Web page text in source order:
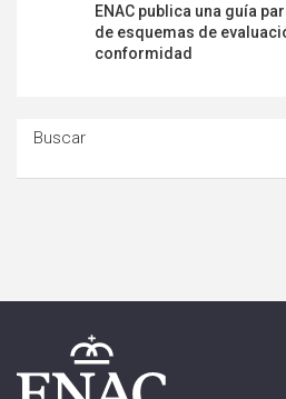
ENAC publica una guía
de esquemas de
conformidad
Buscar